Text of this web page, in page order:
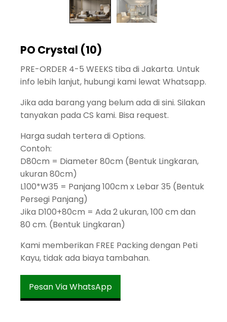
PO Crystal (10)
PRE-ORDER 4-5 WEEKS tiba di Jakarta. Untuk
info lebih lanjut, hubungi kami lewat Whatsapp.
Jika ada barang yang belum ada di sini. Silakan
tanyakan pada CS kami. Bisa request.
Harga sudah tertera di Options.
Contoh:
D80cm = Diameter 80cm (Bentuk Lingkaran,
ukuran 80cm)
L100*W35 = Panjang 100cm x Lebar 35 (Bentuk
Persegi Panjang)
Jika D100+80cm = Ada 2 ukuran, 100 cm dan
80 cm. (Bentuk Lingkaran)
Kami memberikan FREE Packing dengan Peti
Kayu, tidak ada biaya tambahan.
Pesan Via WhatsApp